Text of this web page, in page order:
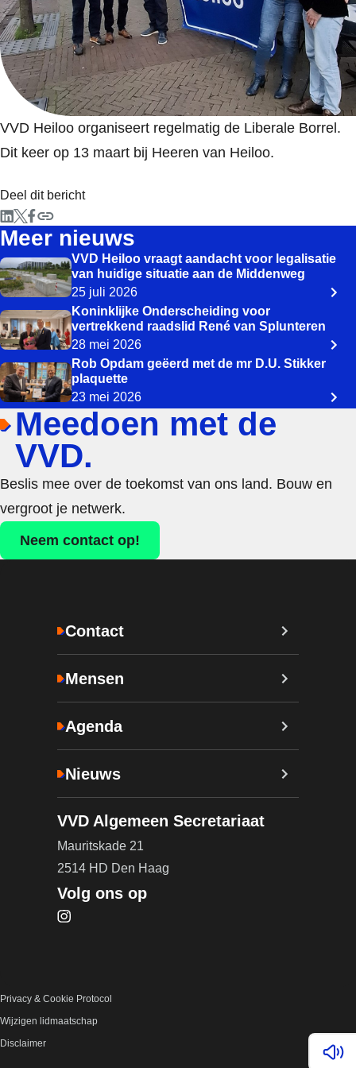
VVD Heiloo organiseert regelmatig de Liberale Borrel.
Dit keer op 13 maart bij Heeren van Heiloo.
Deel dit bericht
Meer nieuws
VVD Heiloo vraagt aandacht voor legalisatie
van huidige situatie aan de Middenweg
25 juli 2026
Koninklijke Onderscheiding voor
vertrekkend raadslid René van Splunteren
28 mei 2026
Rob Opdam geëerd met de mr D.U. Stikker
plaquette
23 mei 2026
Lees
Meedoen met de
VVD.
Beslis mee over de toekomst van ons land. Bouw en
vergroot je netwerk.
Neem contact op!
Contact
Mensen
Agenda
Nieuws
VVD Algemeen Secretariaat
Mauritskade 21
2514 HD Den Haag
Volg ons op
Bezoek onze Instagram pagina (opent in nieuw
Privacy & Cookie Protocol
Wijzigen lidmaatschap
Disclaimer